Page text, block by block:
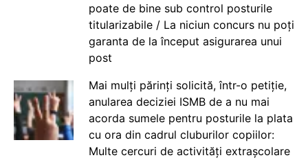
poate de bine sub control posturile
titularizabile / La niciun concurs nu poți
garanta de la început asigurarea unui
post
Mai mulți părinți solicită, într-o petiție,
anularea deciziei ISMB de a nu mai
acorda sumele pentru posturile la plata
cu ora din cadrul cluburilor copiilor:
Multe cercuri de activități extrașcolare